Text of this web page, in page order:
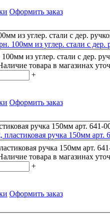
Оформить заказ
100мм из углер. стали с дер.
товара в магазинах
+
Оформить заказ
ручка 150мм арт.
товара в магазинах
+
Оформить заказ